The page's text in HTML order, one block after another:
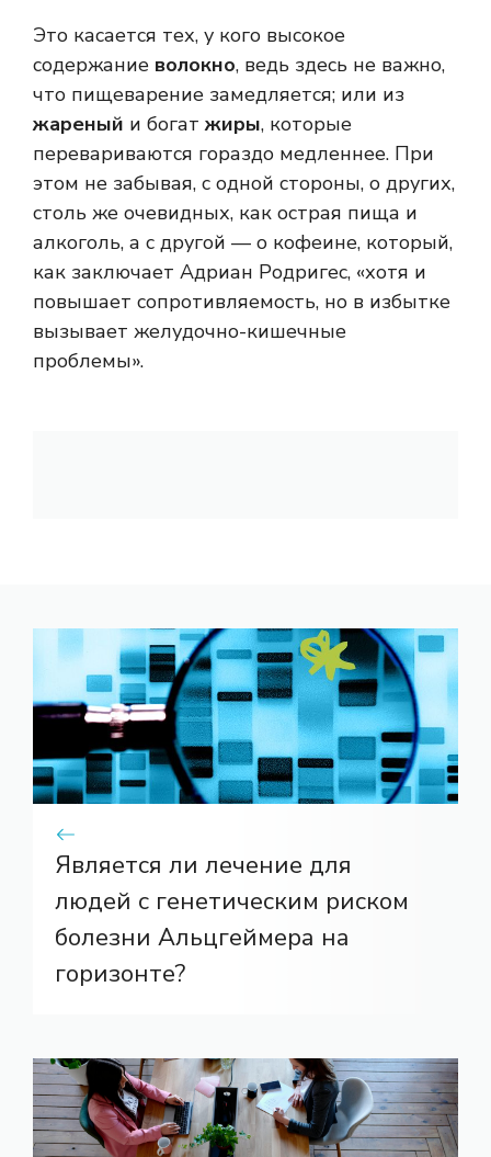
Это касается тех, у кого высокое
содержание волокно, ведь здесь не важно,
что пищеварение замедляется; или из
жареный и богатжиры, которые
перевариваются гораздо медленнее. При
этом не забывая, с одной стороны, о других,
столь же очевидных, как острая пища и
алкоголь, а с другой — о кофеине, который,
как заключает Адриан Родригес, «хотя и
повышает сопротивляемость, но в избытке
вызывает желудочно-кишечные
проблемы».
Является ли лечение для
людей с генетическим риском
болезни Альцгеймера на
горизонте?